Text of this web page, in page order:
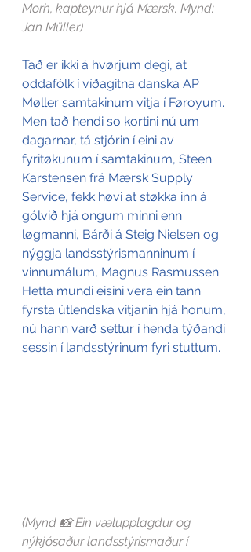
Morh, kapteynur hjá Mærsk. Mynd:
Jan Müller)
Tað er ikki á hvørjum degi, at
oddafólk í víðagitna danska AP
Møller samtakinum vitja í Føroyum.
Men tað hendi so kortini nú um
dagarnar, tá stjórin í eini av
fyritøkunum í samtakinum, Steen
Karstensen frá Mærsk Supply
Service, fekk høvi at støkka inn á
gólvið hjá ongum minni enn
løgmanni, Bárði á Steig Nielsen og
nýggja landsstýrismanninum í
vinnumálum, Magnus Rasmussen.
Hetta mundi eisini vera ein tann
fyrsta útlendska vitjanin hjá honum,
nú hann varð settur í henda týðandi
sessin í landsstýrinum fyri stuttum.
(Mynd 📸 Ein vælupplagdur og
nýkjósaður landsstýrismaður í